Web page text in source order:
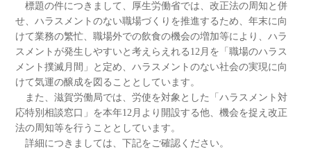
標題の件につきまして、厚生労働省では、改正法の周知と併
せ、ハラスメントのない職場づくりを推進するため、年末に向
けて業務の繁忙、職場外での飲食の機会の増加等により、ハラ
スメントが発生しやすいと考えらえれる12月を「職場のハラス
メント撲滅月間」と定め、ハラスメントのない社会の実現に向
けて気運の醸成を図ることとしています。
また、滋賀労働局では、労使を対象とした「ハラスメント対
応特別相談窓口」を本年12月より開設する他、機会を捉え改正
法の周知等を行うこととしています。
詳細につきましては、下記をご確認ください。